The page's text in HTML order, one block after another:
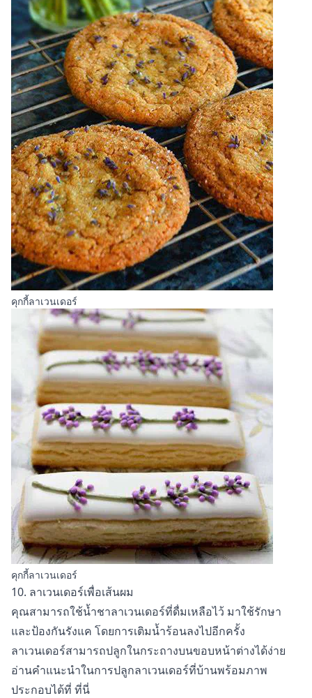
คุกกี้ลาเวนเดอร์
คุกกี้ลาเวนเดอร์
10. ลาเวนเดอร์เพื่อเส้นผม
คุณสามารถใช้น้ำชาลาเวนเดอร์ที่ดื่มเหลือไว้ มาใช้รักษา
และป้องกันรังแค โดยการเติมน้ำร้อนลงไปอีกครั้ง
ลาเวนเดอร์สามารถปลูกในกระถางบนขอบหน้าต่างได้ง่าย
อ่านคำแนะนำในการปลูกลาเวนเดอร์ที่บ้านพร้อมภาพ
ประกอบได้ที่ ที่นี่